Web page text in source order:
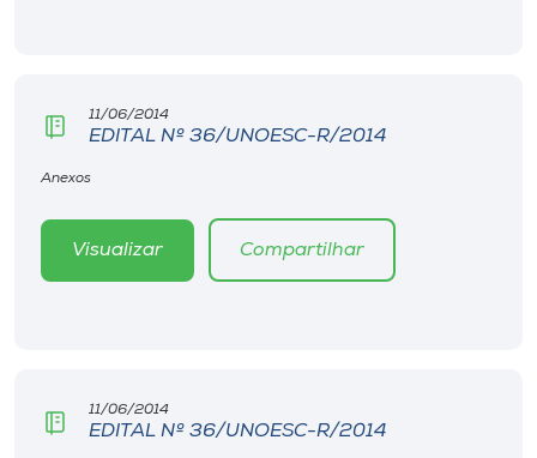
Unoesc
o idioma
11/06/2014
EDITAL Nº 36/UNOESC-R/2014
Anexos
Visualizar Compartilhar
11/06/2014
EDITAL Nº 36/UNOESC-R/2014